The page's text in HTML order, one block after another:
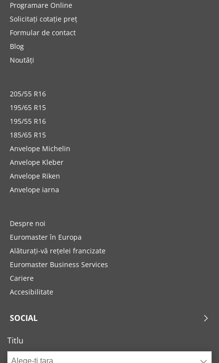
Programare Online
Solicitați cotație preț
Formular de contact
Blog
Noutăți
205/55 R16
195/65 R15
195/55 R16
185/65 R15
Anvelope Michelin
Anvelope Kleber
Anvelope Riken
Anvelope iarna
Despre noi
Euromaster în Europa
Alăturați-vă rețelei francizate
Euromaster Business Services
Cariere
Accesibilitate
SOCIAL
Titlu
Alege-ți țara